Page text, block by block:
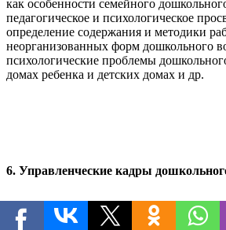
как особенности семейного
педагогическое и психологическое
определение содержания и методики
неорганизованных форм дошкольного
психологические проблемы
домах ребенка и детских домах и др.
6. Управленческие кадры